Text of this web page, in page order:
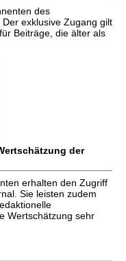
des
exklusive Zugang gilt
Beiträge, die älter als
der
erhalten den Zugriff
Sie leisten zudem
Wertschätzung sehr